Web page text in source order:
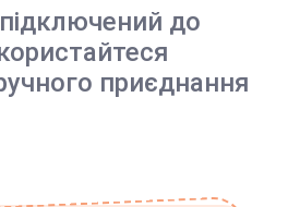
до
приєднання